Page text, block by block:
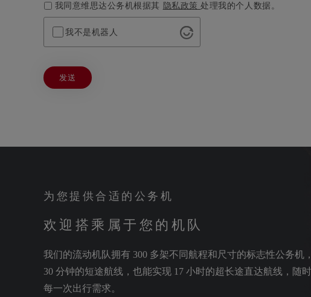
*
我同意维思达公务机根据其 隐私政策处理我的个人数据。
Altcha我不是机器人
为您提供合适的公务机
欢迎搭乘属于您的机队
我们的流动机队拥有 300 多架不同航程和尺寸的标志性公务机
30 分钟的短途航线，也能实现 17 小时的超长途直达航线，随
每一次出行需求。